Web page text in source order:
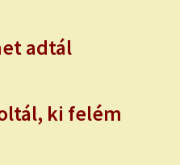
adtál
ki felém